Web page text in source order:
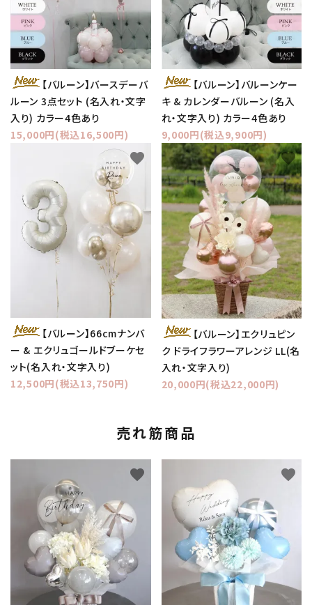
【バルーン】バースデーバ
ルーン 3点セット (名入れ・文字
入り) カラー4色あり
15,000円(税込16,500円)
【バルーン】バルーンケー
キ & カレンダーバルーン (名入
れ・文字入り) カラー4色あり
9,000円(税込9,900円)
【バルーン】66cmナンバ
ー & エクリュゴールドブーケセ
ット(名入れ・文字入り)
12,500円(税込13,750円)
favorite
【バルーン】エクリュピン
ク ドライフラワーアレンジ LL(名
入れ・文字入り)
20,000円(税込22,000円)
favorite
売れ筋商品
favorite favorite